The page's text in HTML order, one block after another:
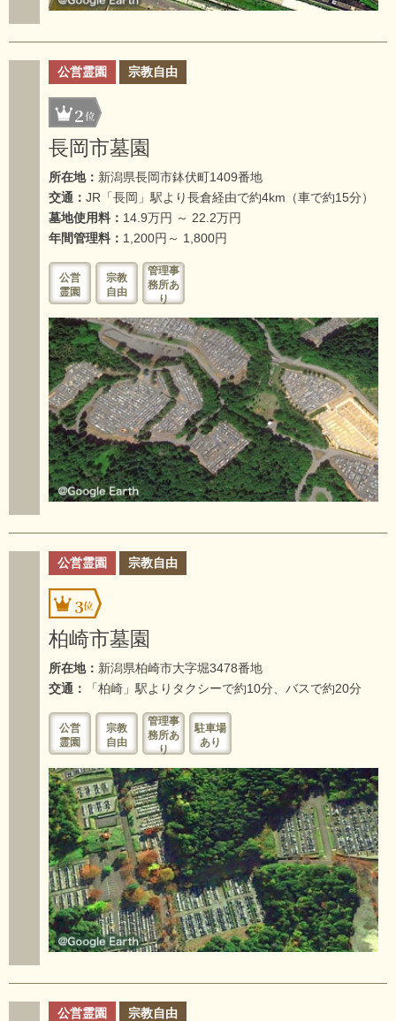
公営霊園 宗教自由
2
長岡市墓園
所在地： 新潟県長岡市鉢伏町1409番地
交通： JR「長岡」駅より長倉経由で約4km（車で約15分）
墓地使用料： 14.9万円 ～ 22.2万円
年間管理料： 1,200円～ 1,800円
公営
霊園
宗教
自由
管理事
務所あ
り
公営霊園 宗教自由
3
柏崎市墓園
所在地： 新潟県柏崎市大字堀3478番地
交通：
「柏崎」駅よりタクシーで約10分、バスで約20分
公営
霊園
宗教
自由
管理事
務所あ
り
駐車場
あり
公営霊園 宗教自由